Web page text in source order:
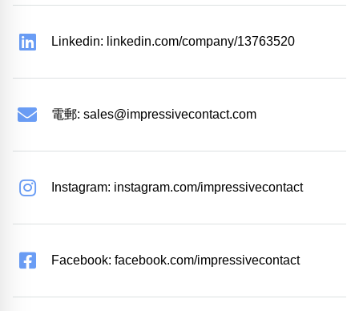
Linkedin: linkedin.com/company/13763520
電郵: sales@impressivecontact.com
Instagram: instagram.com/impressivecontact
Facebook: facebook.com/impressivecontact